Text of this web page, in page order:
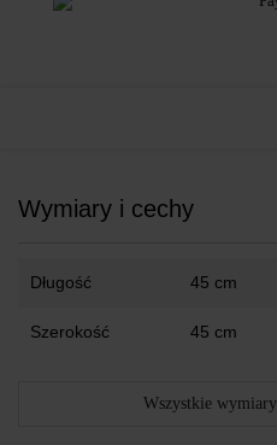
Wymiary i cechy
Długość 45 cm
Szerokość 45 cm
Wszystkie